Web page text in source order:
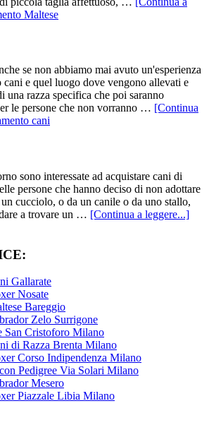
Maltese
se non abbiamo mai avuto un'esperienza
cani e quel luogo dove vengono allevati e
una razza specifica che poi saranno
le persone che non vorranno … [Continua
cani
sono interessate ad acquistare cani di
persone che hanno deciso di non adottare
cucciolo, o da un canile o da uno stallo,
a trovare un … [Continua a leggere...]
Gallarate
Nosate
Bareggio
Zelo Surrigone
San Cristoforo Milano
di Razza Brenta Milano
Corso Indipendenza Milano
Pedigree Via Solari Milano
Mesero
Piazzale Libia Milano